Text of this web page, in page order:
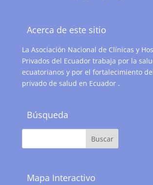
Acerca de este sitio
La Asociación Nacional de Clínicas y
Privados del Ecuador trabaja por la
ecuatorianos y por el fortalecimiento
privado de salud en Ecuador .
Búsqueda
Mapa Interactivo